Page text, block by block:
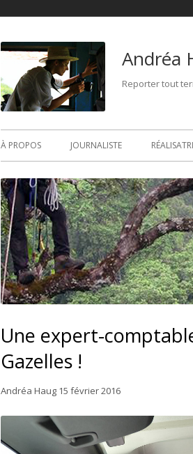
Andréa
Reporter tout
À PROPOS JOURNALISTE
Une expert-
Gazelles !
Andréa Haug 15 février 2016